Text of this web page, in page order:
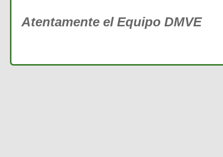
Atentamente el Equipo DMVE